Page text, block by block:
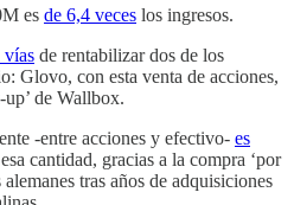
es de 6,4 veces los ingresos.
vías de rentabilizar dos de los
Glovo, con esta venta de acciones,
de Wallbox.
-entre acciones y efectivo- es
cantidad, gracias a la compra ‘por
alemanes tras años de adquisiciones